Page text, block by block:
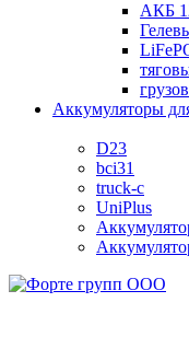
АКБ
Аккумуляторы
D23
bci31
truck-c
UniPlus